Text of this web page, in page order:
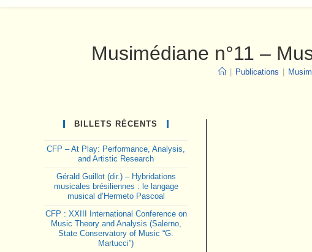
Musimédiane n°11 –
Publications
BILLETS RÉCENTS
CFP – At Play: Performance, Analysis,
and Artistic Research
Gérald Guillot (dir.) – Hybridations
musicales brésiliennes : le langage
musical d’Hermeto Pascoal
CFP : XXIII International Conference on
Music Theory and Analysis (Salerno,
State Conservatory of Music “G.
Martucci”)